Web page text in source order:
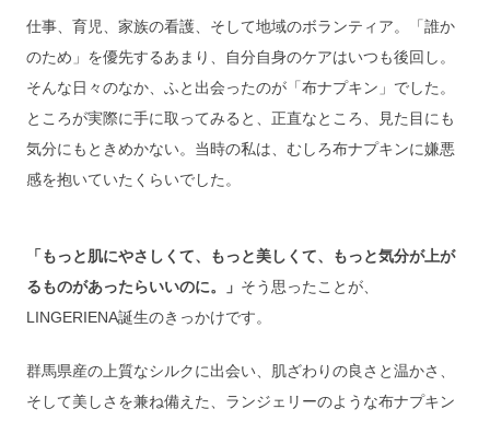
仕事、育児、家族の看護、そして地域のボランティア。「誰か
のため」を優先するあまり、自分自身のケアはいつも後回し。
そんな日々のなか、ふと出会ったのが「布ナプキン」でした。
ところが実際に手に取ってみると、正直なところ、見た目にも
気分にもときめかない。当時の私は、むしろ布ナプキンに嫌悪
感を抱いていたくらいでした。
「もっと肌にやさしくて、もっと美しくて、もっと気分が上が
るものがあったらいいのに。」 そう思ったことが、
LINGERIENA誕生のきっかけです。
群馬県産の上質なシルクに出会い、肌ざわりの良さと温かさ、
そして美しさを兼ね備えた、ランジェリーのような布ナプキン